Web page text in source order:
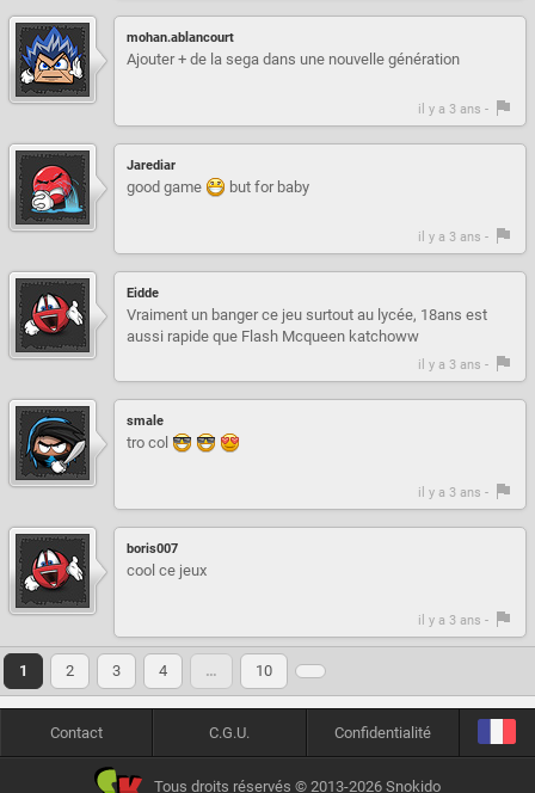
mohan.ablancourt
Ajouter + de la sega dans une nouvelle génération
il y a 3 ans -
Jarediar
good game but for baby
il y a 3 ans -
Eidde
Vraiment un banger ce jeu surtout au lycée, 18ans est
aussi rapide que Flash Mcqueen katchoww
il y a 3 ans -
smale
tro col
il y a 3 ans -
boris007
cool ce jeux
il y a 3 ans -
1 2 3 4 … 10
Contact C.G.U. Confidentialité
Tous droits réservés © 2013-2026 Snokido